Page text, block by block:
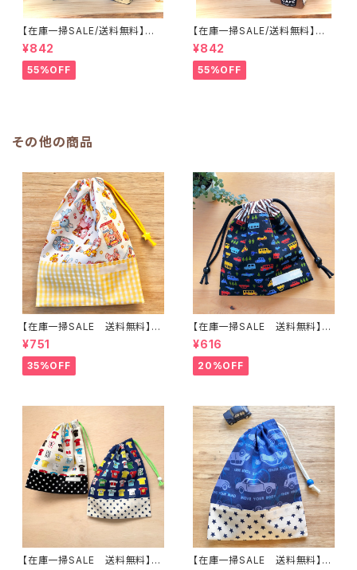
【在庫一掃SALE/送料無料】洗
える保温保冷ペットボトルカバー
＆水筒ホルダー【白くまコーヒ
ー】子供用★PS.4445｜通園用
のかわいいトートバッグや子供ス
¥842
55%OFF
【在庫一掃SALE/送料無料】洗
える保温保冷ペットボトルカバー
＆水筒ホルダー【白くまコーヒ
ー】子供用★PS.3233｜通園用
のかわいいトートバッグや子供ス
¥842
55%OFF
その他の商品
【在庫一掃SALE 送料無料】巾
着袋(中)☆31×23cm クリーム
【うさぎ・バンビ・レトロアニマル
柄】 ★KC.6162 動物 裏地付
き｜通園通学用のかわいい巾着
¥751
35%OFF
【在庫一掃SALE 送料無料】巾
着袋(小)20×19cm 【カラフルな
のりもの】 ★ KU.8車柄 乗り
物 飛行機｜通園通学用のか
わいい巾着袋や入園オーダーH
¥616
20%OFF
【在庫一掃SALE 送料無料】【2
【在庫一掃SALE 送料無料】巾